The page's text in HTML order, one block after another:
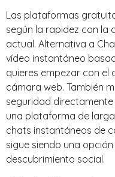
Las plataformas
según la rapidez con la
actual. Alternativa a
vídeo instantáneo
quieres empezar con
cámara web. También
seguridad
una plataforma de
chats instantáneos de
sigue siendo una
descubrimiento social.